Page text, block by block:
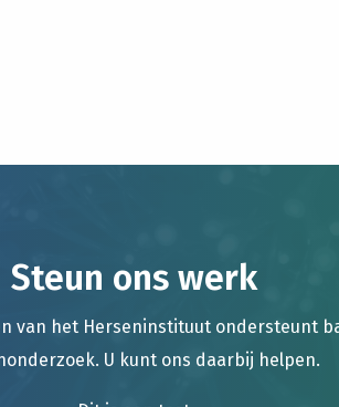
Steun ons werk
van het Herseninstituut ondersteunt
U kunt ons daarbij helpen.